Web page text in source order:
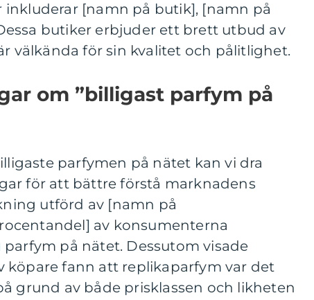
[namn på butik], [namn på
butiker erbjuder ett brett utbud av
välkända för sin kvalitet och pålitlighet.
om ”billigast parfym på
parfymen på nätet kan vi dra
för att bättre förstå marknadens
utförd av [namn på
av konsumenterna
på nätet. Dessutom visade
köpare fann att replikaparfym var det
grund av både prisklassen och likheten